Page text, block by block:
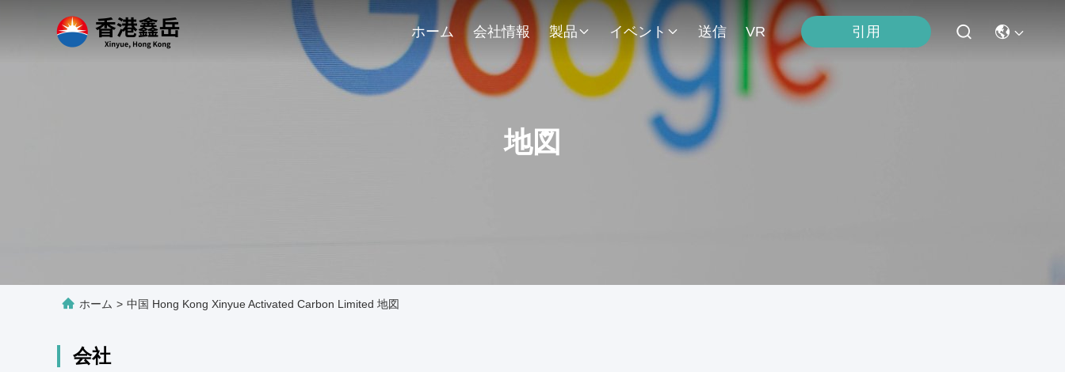
ホーム 会社情報 製品 イベント 送信 VR 引用
地図
ホーム > 中国 Hong Kong Xinyue Activated Carbon Limited 地図
会社